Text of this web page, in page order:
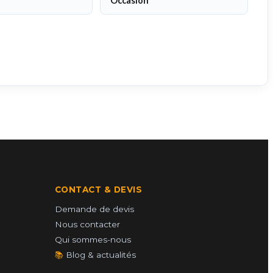
CONTACT & DEVIS
Demande de devis
Nous contacter
Qui sommes-nous
📚 Blog & actualités